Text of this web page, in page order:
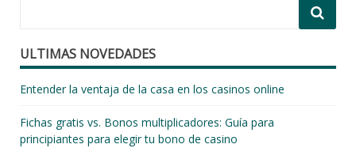
ULTIMAS NOVEDADES
Entender la ventaja de la casa en los casinos online
Fichas gratis vs. Bonos multiplicadores: Guía para
principiantes para elegir tu bono de casino